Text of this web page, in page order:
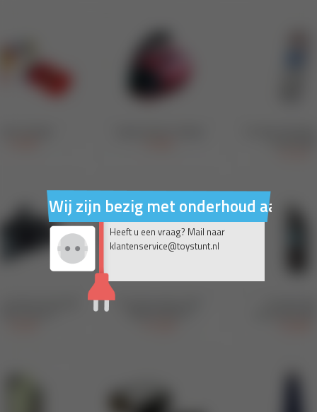
Wij zijn bezig met onderhoud aan
Heeft u een vraag? Mail naar
klantenservice@toystunt.nl